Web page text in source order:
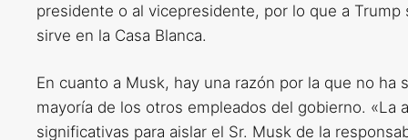
presidente o al vicepresidente, por lo que a
sirve en la Casa Blanca.
En cuanto a Musk, hay una razón por la que no
mayoría de los otros empleados del gobierno. «La
significativas para aislar el Sr. Musk de la